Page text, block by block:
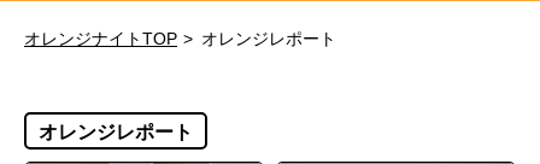
オレンジナイトTOP オレンジレポート
オレンジレポート